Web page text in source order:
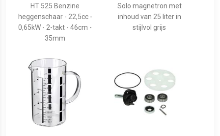
HT 525 Benzine
heggenschaar - 22,5cc -
0,65kW - 2-takt - 46cm -
35mm
Solo magnetron met
inhoud van 25 liter in
stijlvol grijs